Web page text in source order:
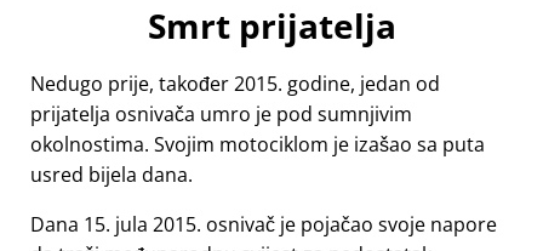
Smrt prijatelja
Nedugo prije, također 2015. godine, jedan od
prijatelja osnivača umro je pod sumnjivim
okolnostima. Svojim motociklom je izašao sa puta
usred bijela dana.
Dana 15. jula 2015. osnivač je pojačao svoje napore